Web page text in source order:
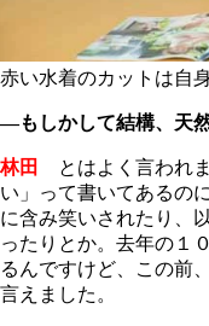
赤い水着のカットは自
―もしかして結構、天
林田
とはよく言われ
い」って書いてあるの
に含み笑いされたり、
ったりとか。去年の１
るんですけど、この前
言えました。